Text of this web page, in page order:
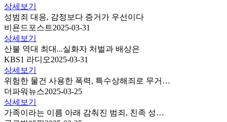
상세보기
성범죄 대응, 감정보다 증거가 우선이다
비욘드포스트2025-03-31
상세보기
산불 역대 최대...실화자 처벌과 배상은
KBS1 라디오2025-03-31
상세보기
위험한 물건 사용한 폭력, 특수상해죄로 무거…
더파워뉴스2025-03-25
상세보기
가족이라는 이름 아래 감춰진 범죄, 친족 성…